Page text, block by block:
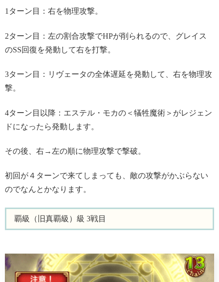
1ターン目：右を物理攻撃。
2ターン目：左の割合攻撃でHPが削られるので、グレイス
のSS回復を発動して右を打撃。
3ターン目：リヴェータの全体遅延を発動して、右を物理攻
撃。
4ターン目以降：エステル・モカの＜犠牲魔術＞がレジェン
ドになったら発動します。
その後、右→左の順に物理攻撃で撃破。
初回が４ターンで来てしまっても、敵の攻撃がかぶらない
のでなんとかなります。
覇級（旧真覇級）級 3戦目